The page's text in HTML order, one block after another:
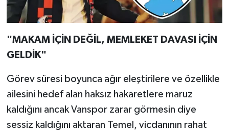
"MAKAM İÇİN DEĞİL, MEMLEKET DAVASI İÇİN
GELDİK"
Görev süresi boyunca ağır eleştirilere ve özellikle
ailesini hedef alan haksız hakaretlere maruz
kaldığını ancak Vanspor zarar görmesin diye
sessiz kaldığını aktaran Temel, vicdanının rahat